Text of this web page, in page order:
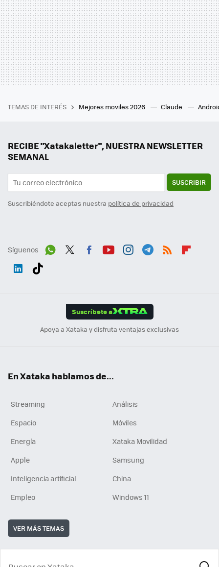
TEMAS DE INTERÉS Mejores moviles 2026 Claude
RECIBE "Xatakaletter", NUESTRA NEWSLETTER
SEMANAL
SUSCRIBIR
Suscribiéndote aceptas nuestra política de privacidad
Síguenos
Suscríbete a
Apoya a Xataka y disfruta ventajas exclusivas
En Xataka hablamos de...
Streaming
Análisis
Espacio
Móviles
Energía
Xataka Movilidad
Apple
Samsung
Inteligencia artificial
China
Empleo
Windows 11
VER MÁS TEMAS